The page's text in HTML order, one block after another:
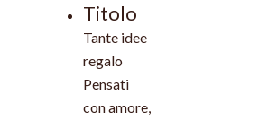
Titolo
Tante idee
regalo
Pensati
con amore,